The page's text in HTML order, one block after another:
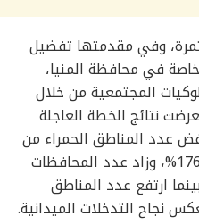
وفي مقدمتها تفضيل
في محافظة المنيا،
المجتمعية من خلال
نتائج الخطة العاجلة
عدد المناطق الحمراء من
74 إلى 20 منطقة بنسبة إنجاز 176%، وزاد عدد المحافظات
13 محافظة، بينما ارتفع عدد المناطق